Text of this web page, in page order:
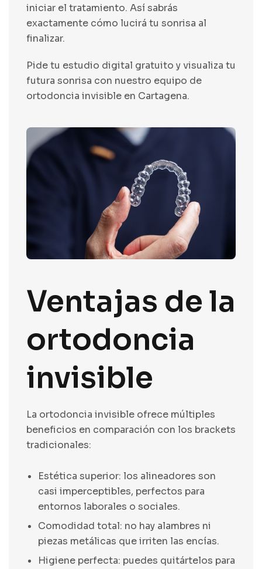
iniciar el tratamiento. Así sabrás
exactamente cómo lucirá tu sonrisa al
finalizar.
Pide tu estudio digital gratuito y visualiza tu
futura sonrisa con nuestro equipo de
ortodoncia invisible en Cartagena.
Ventajas de la
ortodoncia
invisible
La ortodoncia invisible ofrece múltiples
beneficios en comparación con los brackets
tradicionales:
Estética superior: los alineadores son
casi imperceptibles, perfectos para
entornos laborales o sociales.
Comodidad total: no hay alambres ni
piezas metálicas que irriten las encías.
Higiene perfecta: puedes quitártelos para